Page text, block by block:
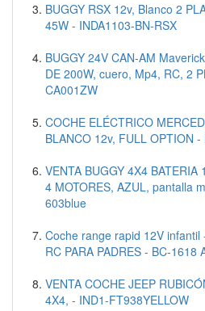
BUGGY RSX 12v, Blanco 2
45W - INDA1103-BN-RSX
BUGGY 24V CAN-AM
DE 200W, cuero, Mp4, RC, 2
CA001ZW
COCHE ELÉCTRICO
BLANCO 12v, FULL OPTION
VENTA BUGGY 4X4
4 MOTORES, AZUL, pantalla
603blue
Coche range rapid 12V infantil
RC PARA PADRES - BC-1618
VENTA COCHE JEEP
4X4, - IND1-FT938YELLOW